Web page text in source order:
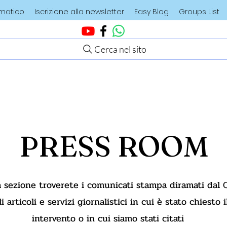
Iscrizione alla newsletter Easy Blog Groups List
Cerca nel sito
PRESS ROOM
troverete i comunicati stampa diramati dal
articoli e servizi giornalistici in cui è stato chiesto
intervento o in cui siamo stati citati